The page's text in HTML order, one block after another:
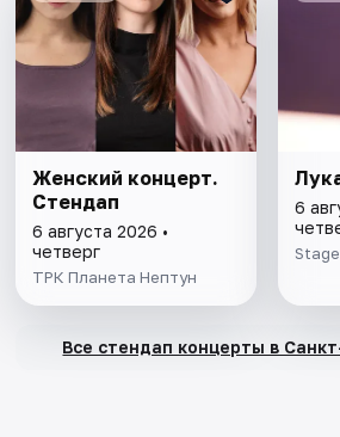
Женский концерт.
Стендап
6 августа 2026 •
четверг
ТРК Планета Нептун
6
Все стендап концерты в